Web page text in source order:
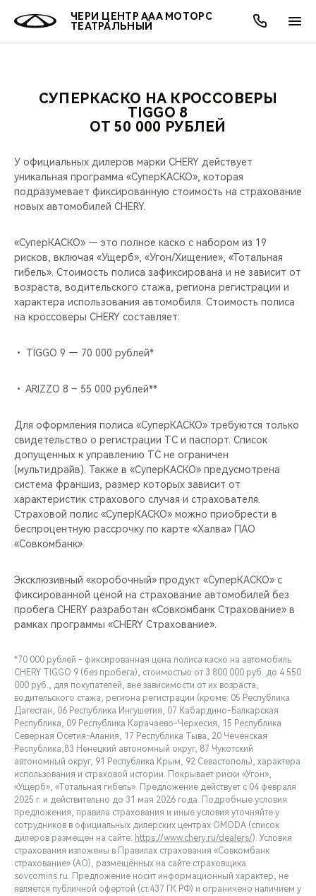
ЧЕРИ ЦЕНТР ААА МОТОРС
ТЕАТРАЛЬНЫЙ
МОДЕЛИ
КРОССОВЕРЫ
НОВИНКИ
ПОКУПАТЕЛЯМ
КРЕДИТ И СТРАХОВАНИЕ
ВЛАДЕЛЬЦАМ
ЗАПЧАСТИ И АКСЕССУАРЫ
ПОДДЕРЖКА
CHERY CONNECT
МИР CHERY
О БРЕНДЕ
CHERY В СОЦСЕТЯХ
ЛЮДИ CHERY
CHERY REMOTE
CHERY И СПОРТ
НАШИ МЕРОПРИЯТИЯ
ВИДЕООБЗОРЫ
CHERY ДЛЯ ДЕТЕЙ
АКЦИИ
ОНЛАЙН СЕРВИСЫ
КРЕДИТ
О КОМПАНИИ
МЫ В СОЦСЕТЯХ
СУПЕРКАСКО НА КРОССОВЕРЫ
TIGGO 8
ОТ 50 000 РУБЛЕЙ
У официальных дилеров марки CHERY действует
уникальная программа «СуперКАСКО», которая
подразумевает фиксированную стоимость на страхование
новых автомобилей CHERY.
«СуперКАСКО» — это полное каско с набором из 19
рисков, включая «Ущерб», «Угон/Хищение», «Тотальная
гибель». Стоимость полиса зафиксирована и не зависит от
возраста, водительского стажа, региона регистрации и
характера использования автомобиля. Стоимость полиса
на кроссоверы CHERY составляет:
• TIGGO 9 — 70 000 рублей*
• ARIZZO 8 – 55 000 рублей**
Для оформления полиса «СуперКАСКО» требуются только
свидетельство о регистрации ТС и паспорт. Список
допущенных к управлению ТС не ограничен
(мультидрайв). Также в «СуперКАСКО» предусмотрена
система франшиз, размер которых зависит от
характеристик страхового случая и страхователя.
Страховой полис «СуперКАСКО» можно приобрести в
беспроцентную рассрочку по карте «Халва» ПАО
«Совкомбанк».
Эксклюзивный «коробочный» продукт «СуперКАСКО» с
фиксированной ценой на страхование автомобилей без
пробега CHERY разработан «Совкомбанк Страхование» в
рамках программы «CHERY Страхование».
*70 000 рублей - фиксированная цена полиса каско на автомобиль
CHERY TIGGO 9 (без пробега), стоимостью от 3 800 000 руб. до 4 550
000 руб., для покупателей, вне зависимости от их возраста,
водительского стажа, региона регистрации (кроме: 05 Республика
Дагестан, 06 Республика Ингушетия, 07 Кабардино-Балкарская
Республика, 09 Республика Карачаево-Черкесия, 15 Республика
Северная Осетия-Алания, 17 Республика Тыва, 20 Чеченская
Республика,83 Ненецкий автономный округ, 87 Чукотский
автономный округ, 91 Республика Крым, 92 Севастополь), характера
использования и страховой истории. Покрывает риски «Угон»,
«Ущерб», «Тотальная гибель». Предложение действует с 04 февраля
2025 г. и действительно до 31 мая 2026 года. Подробные условия
предложения, правила страхования и иные условия уточняйте у
сотрудников в официальных дилерских центрах OMODA (список
дилеров размещен на сайте: https://www.chery.ru/dealers/). Условия
страхования изложены в Правилах страхования «Совкомбанк
страхование» (АО), размещённых на сайте страховщика
sovcomins.ru. Предложение носит информационный характер, не
является публичной офертой (ст.437 ГК РФ) и ограничено наличием у